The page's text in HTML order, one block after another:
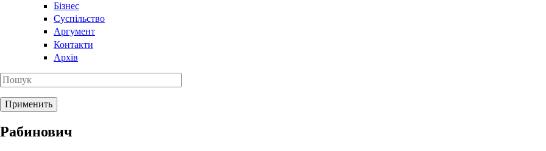
Бізнес
Суспільство
Аргумент
Контакти
Архів
Рабинович